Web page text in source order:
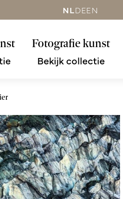
NLDEEN
Fotografie kunst
Bekijk collectie